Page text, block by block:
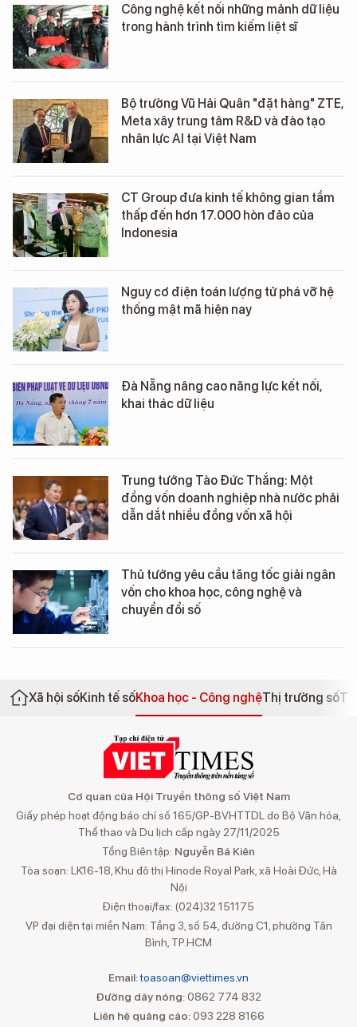
Công nghệ kết nối những mảnh dữ liệu
trong hành trình tìm kiếm liệt sĩ
Bộ trưởng Vũ Hải Quân "đặt hàng" ZTE,
Meta xây trung tâm R&D và đào tạo
nhân lực AI tại Việt Nam
CT Group đưa kinh tế không gian tầm
thấp đến hơn 17.000 hòn đảo của
Indonesia
Nguy cơ điện toán lượng tử phá vỡ hệ
thống mật mã hiện nay
Đà Nẵng nâng cao năng lực kết nối,
khai thác dữ liệu
Trung tướng Tào Đức Thắng: Một
đồng vốn doanh nghiệp nhà nước phải
dẫn dắt nhiều đồng vốn xã hội
Thủ tướng yêu cầu tăng tốc giải ngân
vốn cho khoa học, công nghệ và
chuyển đổi số
Xã hội sốKinh tế sốKhoa học - Công nghệThị trường số
Cơ quan của Hội Truyền thông số Việt Nam
Giấy phép hoạt động báo chí số 165/GP-BVHTTDL do Bộ Văn hóa,
Thể thao và Du lịch cấp ngày 27/11/2025
Tổng Biên tập: Nguyễn Bá Kiên
Tòa soạn: LK16-18, Khu đô thị Hinode Royal Park, xã Hoài Đức, Hà
Nội
Điện thoại/fax: (024)32 151175
VP đại diện tại miền Nam: Tầng 3, số 54, đường C1, phường Tân
Bình, TP.HCM
Email:toasoan@viettimes.vn
Đường dây nóng: 0862 774 832
Liên hệ quảng cáo:093 228 8166